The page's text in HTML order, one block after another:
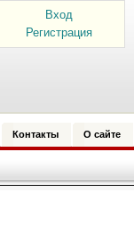
Вход
Регистрация
Контакты О сайте